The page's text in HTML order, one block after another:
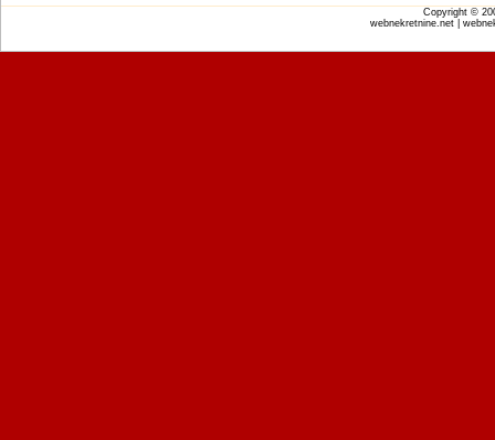
Copyright ©
webnekretnine.net |